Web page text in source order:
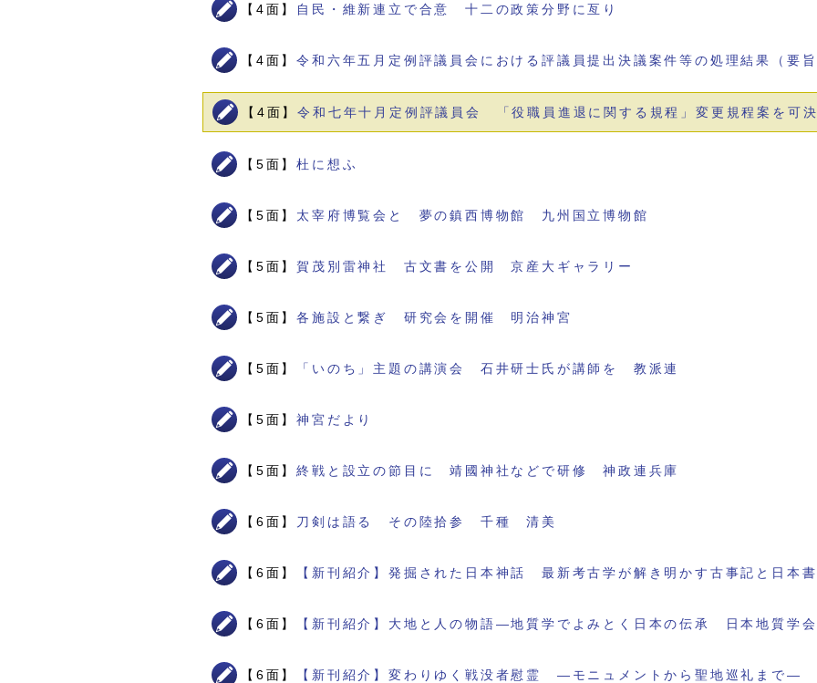
【4面】 自民・維新連立で合意 十二の政策分野に亙り
【4面】令和六年五月定例評議員会における評議員提出決議案件等の処理結果（要旨
【4面】令和七年十月定例評議員会 「役職員進退に関する規程」変更規程案を可決
【5面】杜に想ふ
【5面】 太宰府博覧会と 夢の鎮西博物館 九州国立博物館
【5面】賀茂別雷神社 古文書を公開 京産大ギャラリー
【5面】各施設と繋ぎ 研究会を開催 明治神宮
【5面】 「いのち」主題の講演会 石井研士氏が講師を 教派連
【5面】神宮だより
【5面】終戦と設立の節目に 靖國神社などで研修 神政連兵庫
【6面】 刀剣は語る その陸拾参 千種 清美
【6面】 【新刊紹介】発掘された日本神話 最新考古学が解き明かす古事記と日本
【6面】 【新刊紹介】大地と人の物語―地質学でよみとく日本の伝承 日本地質学会
【6面】 【新刊紹介】変わりゆく戦没者慰霊 ―モニュメントから聖地巡礼まで―